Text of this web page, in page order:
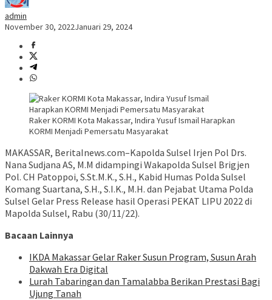
admin
November 30, 2022Januari 29, 2024
Raker KORMI Kota Makassar, Indira Yusuf Ismail Harapkan
KORMI Menjadi Pemersatu Masyarakat
MAKASSAR, BeritaInews.com–Kapolda Sulsel Irjen Pol Drs.
Nana Sudjana AS, M.M didampingi Wakapolda Sulsel Brigjen
Pol. CH Patoppoi, S.St.M.K., S.H., Kabid Humas Polda Sulsel
Komang Suartana, S.H., S.I.K., M.H. dan Pejabat Utama Polda
Sulsel Gelar Press Release hasil Operasi PEKAT LIPU 2022 di
Mapolda Sulsel, Rabu (30/11/22).
Bacaan Lainnya
IKDA Makassar Gelar Raker Susun Program, Susun Arah
Dakwah Era Digital
Lurah Tabaringan dan Tamalabba Berikan Prestasi Bagi
Ujung Tanah